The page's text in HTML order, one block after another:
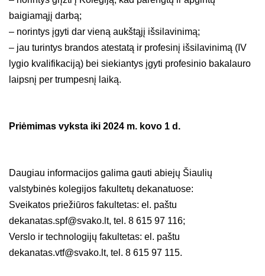
baigiamąjį darbą;
– norintys įgyti dar vieną aukštąjį išsilavinimą;
– jau turintys brandos atestatą ir profesinį išsilavinimą (IV
lygio kvalifikaciją) bei siekiantys įgyti profesinio bakalauro
laipsnį per trumpesnį laiką.
Priėmimas vyksta iki 2024 m. kovo 1 d.
Daugiau informacijos galima gauti abiejų Šiaulių
valstybinės kolegijos fakultetų dekanatuose:
Sveikatos priežiūros fakultetas: el. paštu
dekanatas.spf@svako.lt, tel. 8 615 97 116;
Verslo ir technologijų fakultetas: el. paštu
dekanatas.vtf@svako.lt, tel. 8 615 97 115.